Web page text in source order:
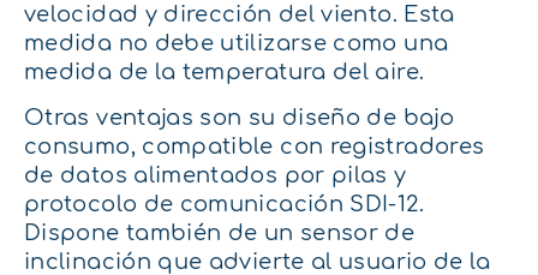
velocidad y dirección del viento. Esta
medida no debe utilizarse como una
medida de la temperatura del aire.
Otras ventajas son su diseño de bajo
consumo, compatible con registradores
de datos alimentados por pilas y
protocolo de comunicación SDI-12.
Dispone también de un sensor de
inclinación que advierte al usuario de la